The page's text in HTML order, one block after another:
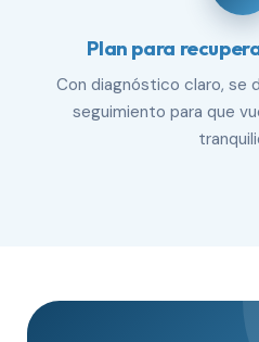
Plan para
Con diagnóstico claro, se
seguimiento para que